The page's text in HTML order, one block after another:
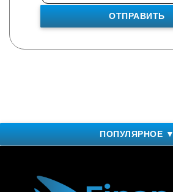
ОТПРАВИТЬ
ПОПУЛЯРНОЕ ▼